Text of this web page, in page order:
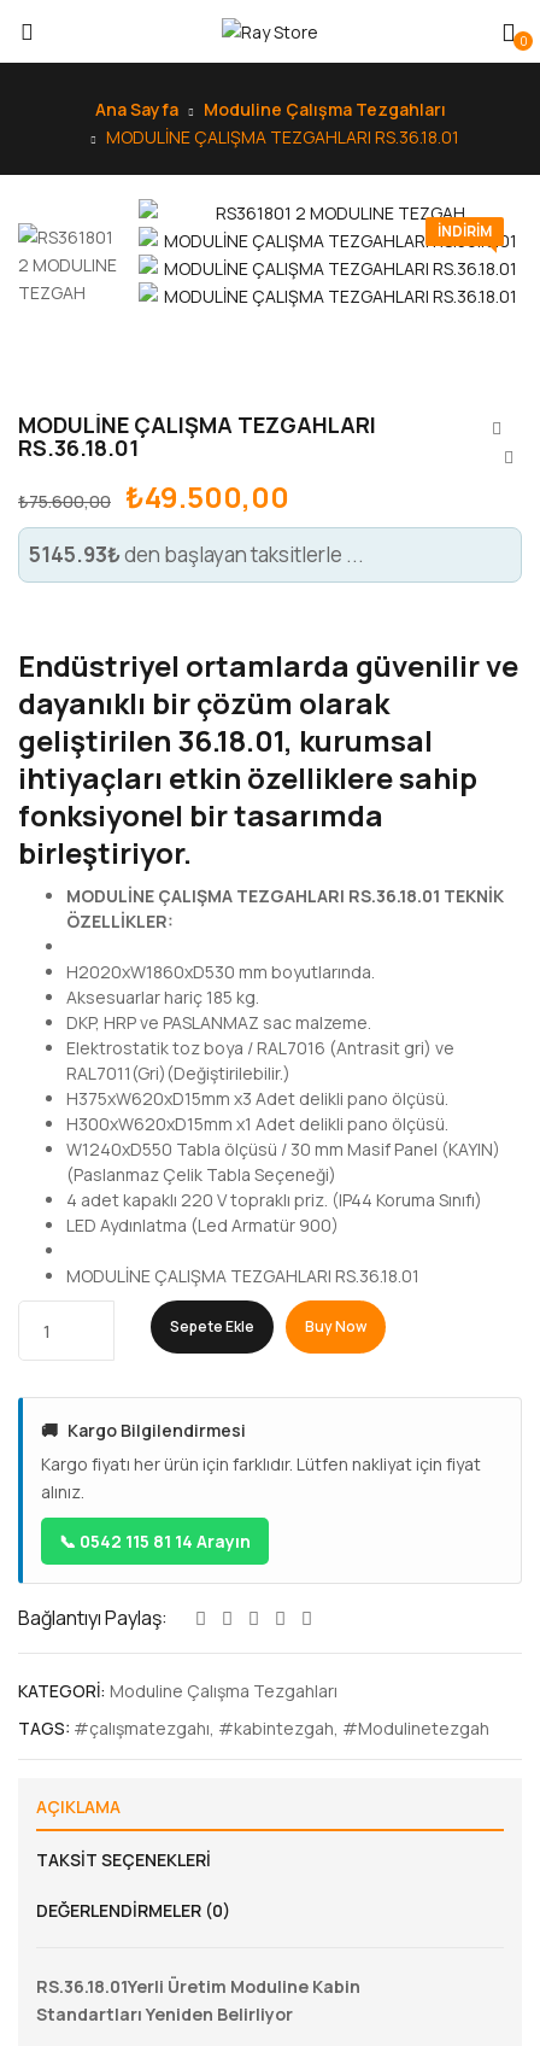
0
Ana Sayfa
Moduline Çalışma Tezgahları
MODULİNE ÇALIŞMA TEZGAHLARI RS.36.18.01
INDIRIM
MODULİNE ÇALIŞMA TEZGAHLARI
RS.36.18.01
₺75.600,00 ₺49.500,00
5145.93₺den başlayan taksitlerle ...
Endüstriyel ortamlarda güvenilir ve
dayanıklı bir çözüm olarak
geliştirilen 36.18.01, kurumsal
ihtiyaçları etkin özelliklere sahip
fonksiyonel bir tasarımda
birleştiriyor.
MODULİNE ÇALIŞMA TEZGAHLARI RS.36.18.01 TEKNİK
ÖZELLİKLER:
H2020xW1860xD530 mm boyutlarında.
Aksesuarlar hariç 185 kg.
DKP, HRP ve PASLANMAZ sac malzeme.
Elektrostatik toz boya / RAL7016 (Antrasit gri) ve
RAL7011(Gri)(Değiştirilebilir.)
H375xW620xD15mm x3 Adet delikli pano ölçüsü.
H300xW620xD15mm x1 Adet delikli pano ölçüsü.
W1240xD550 Tabla ölçüsü / 30 mm Masif Panel (KAYIN)
(Paslanmaz Çelik Tabla Seçeneği)
4 adet kapaklı 220 V topraklı priz. (IP44 Koruma Sınıfı)
LED Aydınlatma (Led Armatür 900)
MODULİNE ÇALIŞMA TEZGAHLARI RS.36.18.01
Sepete Ekle Buy Now
🚚 Kargo Bilgilendirmesi
Kargo fiyatı her ürün için farklıdır. Lütfen nakliyat için fiyat
alınız.
📞 0542 115 81 14 Arayın
Bağlantıyı Paylaş:
KATEGORI: Moduline Çalışma Tezgahları
TAGS: #çalışmatezgahı, #kabintezgah, #Modulinetezgah
AÇIKLAMA
TAKSIT SEÇENEKLERI
DEĞERLENDIRMELER (0)
RS.36.18.01Yerli Üretim Moduline Kabin
Standartları Yeniden Belirliyor